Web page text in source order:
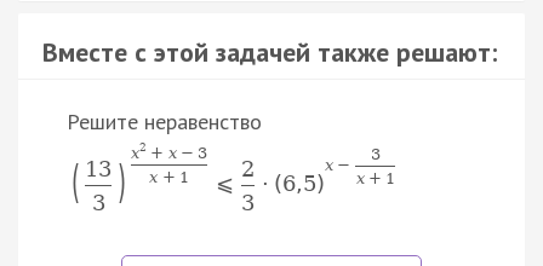
Вместе с этой задачей также решают:
Решите неравенство
( 13
3 )
x2 + x − 3
x + 1 ⩽
2
3
⋅ (6,5)
x −
3
x + 1